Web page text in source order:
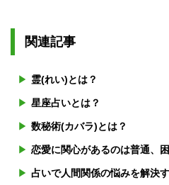
関連記事
霊(れい)とは？
星座占いとは？
数秘術(カバラ)とは？
恋愛に関心があるのは普通、
占いで人間関係の悩みを解決